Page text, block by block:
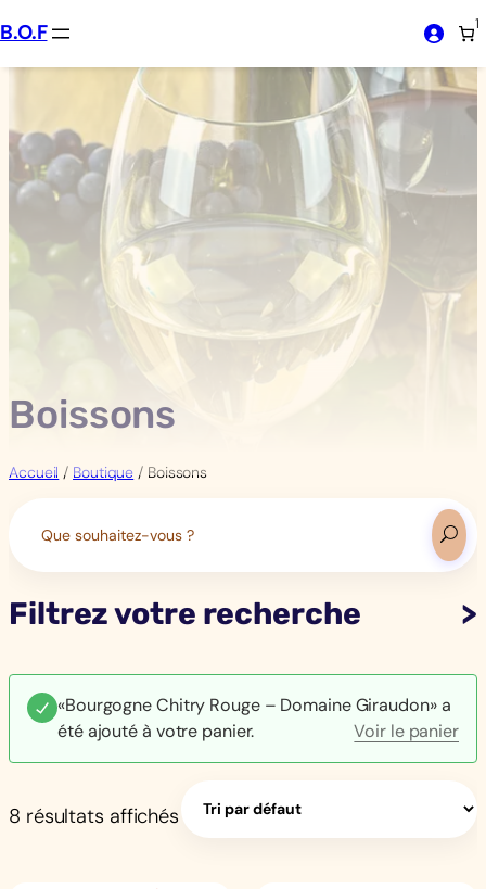
Aller
au
contenu
B.O.F 1
Boissons
Accueil / Boutique / Boissons
for:
Filtrez votre recherche
«Bourgogne Chitry Rouge – Domaine Giraudon» a
été ajouté à votre panier.
Voir le panier
8 résultats affichés